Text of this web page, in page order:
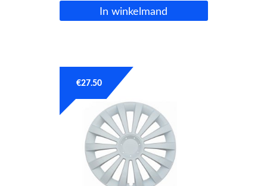
In winkelmand
€27.50